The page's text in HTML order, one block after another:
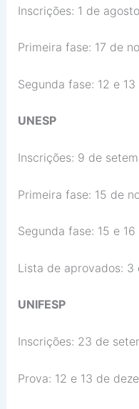
Inscrições: 1 de
Primeira fase: 17 de
Segunda fase: 12 e
UNESP
Inscrições: 9 de
Primeira fase: 15 de
Segunda fase: 15 e
Lista de aprovados:
UNIFESP
Inscrições: 23 de
Prova: 12 e 13 de